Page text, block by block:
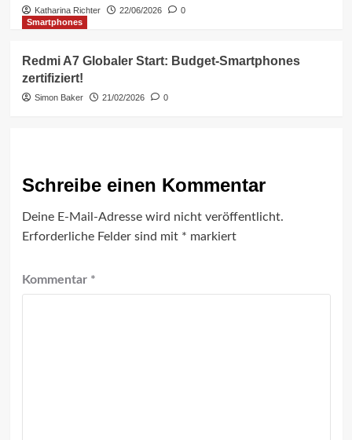
Katharina Richter 22/06/2026
0
Smartphones
Redmi A7 Globaler Start: Budget-Smartphones
zertifiziert!
Simon Baker 21/02/2026 0
Schreibe einen Kommentar
Deine E-Mail-Adresse wird nicht veröffentlicht.
Erforderliche Felder sind mit * markiert
Kommentar *